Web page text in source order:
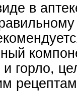
в
горло,